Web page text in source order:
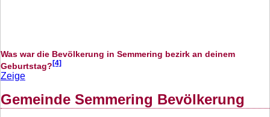
Was war die Bevölkerung in Semmering bezirk an deinem
Geburtstag?[4]
Zeige
Gemeinde Semmering Bevölkerung